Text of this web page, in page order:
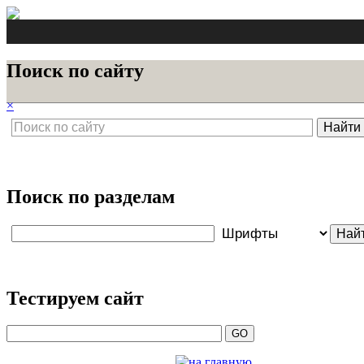
Поиск по сайту
×
Поиск по разделам
Тестируем сайт